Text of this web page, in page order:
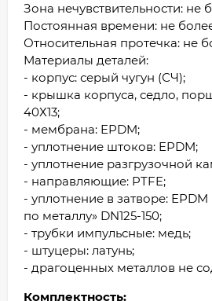
Зона нечувствительности: не
Постоянная времени: не
Относительная протечка: не
Материалы деталей:
- корпус: серый чугун (СЧ);
- крышка корпуса, седло,
40Х13;
- мембрана: EPDM;
- уплотнение штоков: EPDM;
- уплотнение разгрузочной
- направляющие: PTFE;
- уплотнение в затворе: EPDM
по металлу» DN125-150;
- трубки импульсные: медь;
- штуцеры: латунь;
- драгоценных металлов не
Комплектность: